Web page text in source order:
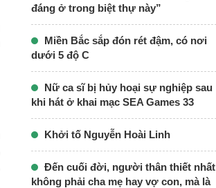
đáng ở trong biệt thự này”
Miền Bắc sắp đón rét đậm, có nơi
dưới 5 độ C
Nữ ca sĩ bị hủy hoại sự nghiệp sau
khi hát ở khai mạc SEA Games 33
Khởi tố Nguyễn Hoài Linh
Đến cuối đời, người thân thiết nhất
không phải cha mẹ hay vợ con, mà là